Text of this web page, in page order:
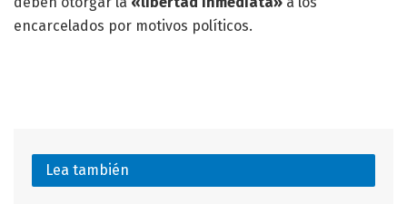
encarcelados por motivos políticos.
Lea también